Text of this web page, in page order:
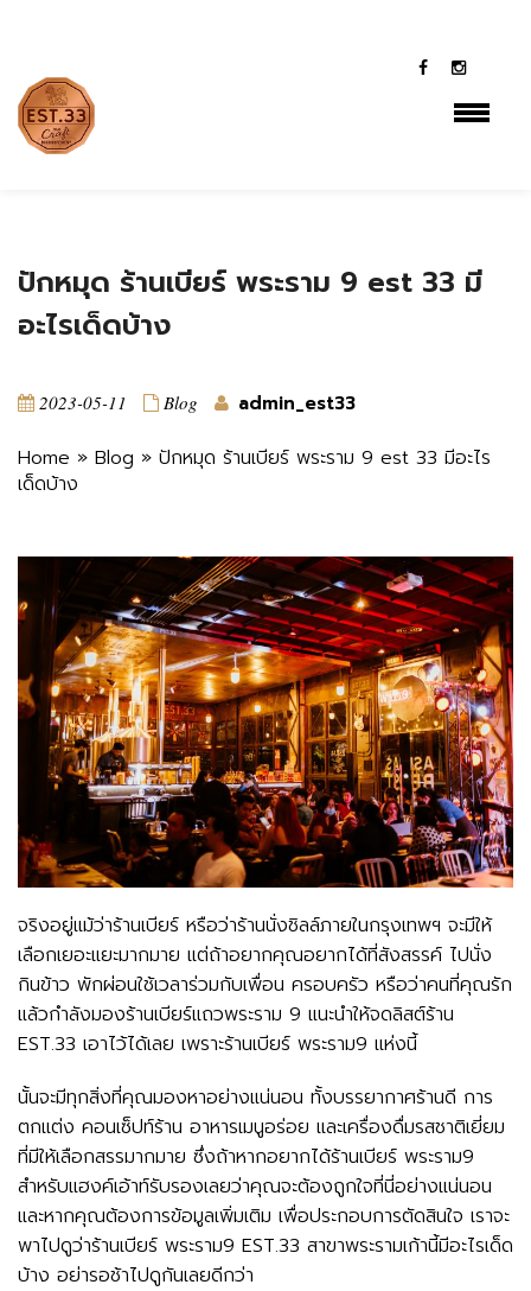
class="post-template-default single single-post postid-
2108 single-format-standard lambert-has-addons lambert-
wp-theme shop-list-4-cols shop-list-tablet-6-cols wpb-js-
composer js-comp-ver-7.2 vc_responsive">
ปักหมุด ร้านเบียร์ พระราม 9 est 33 มี
อะไรเด็ดบ้าง
2023-05-11 Blog admin_est33
Home » Blog » ปักหมุด ร้านเบียร์ พระราม 9 est 33 มีอะไร
เด็ดบ้าง
จริงอยู่แม้ว่าร้านเบียร์ หรือว่าร้านนั่งชิลล์ภายในกรุงเทพฯ จะมีให้
เลือกเยอะแยะมากมาย แต่ถ้าอยากคุณอยากได้ที่สังสรรค์ ไปนั่ง
กินข้าว พักผ่อนใช้เวลาร่วมกับเพื่อน ครอบครัว หรือว่าคนที่คุณรัก
แล้วกำลังมองร้านเบียร์แถวพระราม 9 แนะนำให้จดลิสต์ร้าน
EST.33 เอาไว้ได้เลย เพราะร้านเบียร์ พระราม9 แห่งนี้
นั้นจะมีทุกสิ่งที่คุณมองหาอย่างแน่นอน ทั้งบรรยากาศร้านดี การ
ตกแต่ง คอนเซ็ปท์ร้าน อาหารเมนูอร่อย และเครื่องดื่มรสชาติเยี่ยม
ที่มีให้เลือกสรรมากมาย ซึ่งถ้าหากอยากได้ร้านเบียร์ พระราม9
สำหรับแฮงค์เอ้าท์รับรองเลยว่าคุณจะต้องถูกใจที่นี่อย่างแน่นอน
และหากคุณต้องการข้อมูลเพิ่มเติม เพื่อประกอบการตัดสินใจ เราจะ
พาไปดูว่าร้านเบียร์ พระราม9 EST.33 สาขาพระรามเก้านี้มีอะไรเด็ด
บ้าง อย่ารอช้าไปดูกันเลยดีกว่า